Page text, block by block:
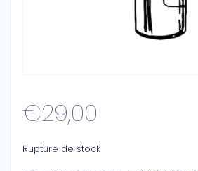
€29,00
Rupture de stock